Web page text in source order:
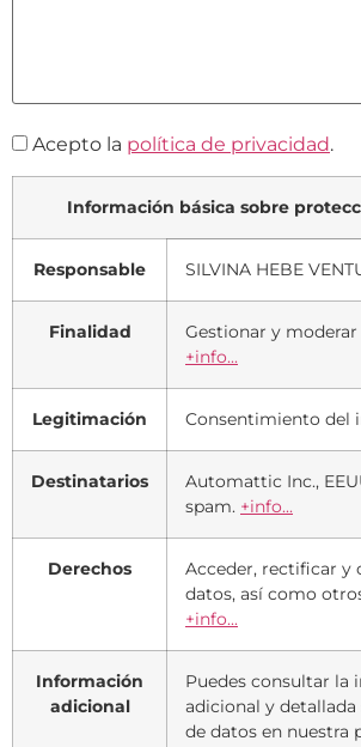
Acepto la política de privacidad.
Información básica sobre
Responsable SILVINA HEBE
Finalidad
Gestionar y
+info...
Legitimación Consentimiento del
Destinatarios
Automattic Inc.,
spam. +info...
Derechos
Acceder, rectificar y
datos, así como
+info...
Información
adicional
Puedes consultar la
adicional y
de datos en nuestra